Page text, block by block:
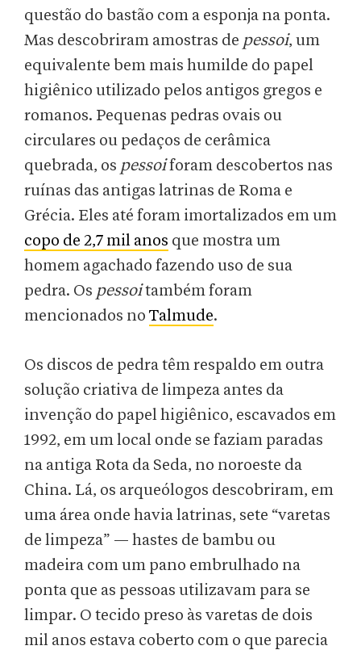
questão do bastão com a esponja na ponta.
Mas descobriram amostras de pessoi, um
equivalente bem mais humilde do papel
higiênico utilizado pelos antigos gregos e
romanos. Pequenas pedras ovais ou
circulares ou pedaços de cerâmica
quebrada, os pessoiforam descobertos nas
ruínas das antigas latrinas de Roma e
Grécia. Eles até foram imortalizados em um
copo de 2,7 mil anos que mostra um
homem agachado fazendo uso de sua
pedra. Os pessoitambém foram
mencionados no Talmude.
Os discos de pedra têm respaldo em outra
solução criativa de limpeza antes da
invenção do papel higiênico, escavados em
1992, em um local onde se faziam paradas
na antiga Rota da Seda, no noroeste da
China. Lá, os arqueólogos descobriram, em
uma área onde havia latrinas, sete “varetas
de limpeza” — hastes de bambu ou
madeira com um pano embrulhado na
ponta que as pessoas utilizavam para se
limpar. O tecido preso às varetas de dois
mil anos estava coberto com o que parecia